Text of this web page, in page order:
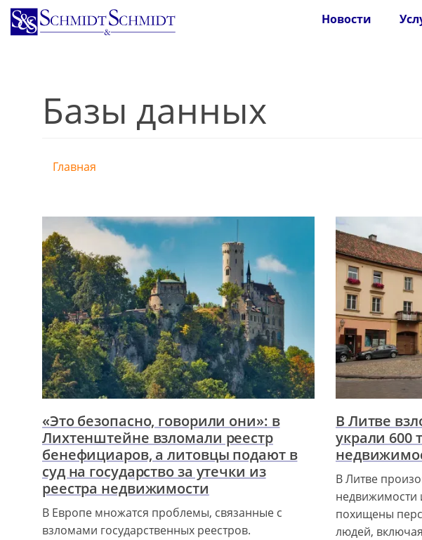
Перейти
Новости
Базы данных
Главная
«Это безопасно, говорили они»: в
Лихтенштейне взломали реестр
бенефициаров, а литовцы подают в
суд на государство за утечки из
реестра недвижимости
В Европе множатся проблемы, связанные с
взломами государственных реестров.
В Литве
украли 600
В Литве
недвижимости
похищены
людей,